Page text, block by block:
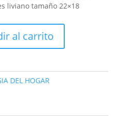
liviano tamaño 22×18
al carrito
DEL HOGAR